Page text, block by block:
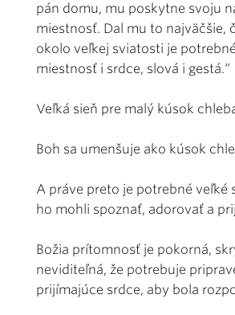
pán domu, mu poskytne svoju
miestnosť. Dal mu to najväčšie,
okolo veľkej sviatosti je
miestnosť i srdce, slová i gestá.“
Veľká sieň pre malý kúsok
Boh sa umenšuje ako kúsok
A práve preto je potrebné veľké
ho mohli spoznať, adorovať a
Božia prítomnosť je pokorná,
neviditeľná, že potrebuje
prijímajúce srdce, aby bola